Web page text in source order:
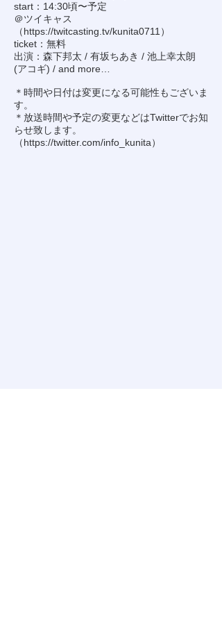
start：14:30頃〜予定
＠ツイキャス
（https://twitcasting.tv/kunita0711 ）
ticket：無料
出演：森下邦太 / 有坂ちあき / 池上幸太朗
(アコギ) / and more…
＊時間や日付は変更になる可能性もございま
す。
＊放送時間や予定の変更などはTwitterでお知
らせ致します。
（https://twitter.com/info_kunita）